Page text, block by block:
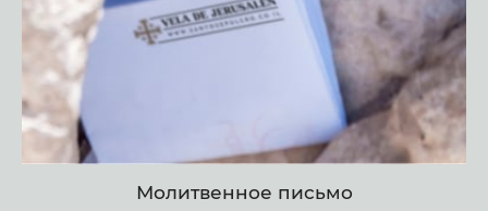
Молитвенное письмо